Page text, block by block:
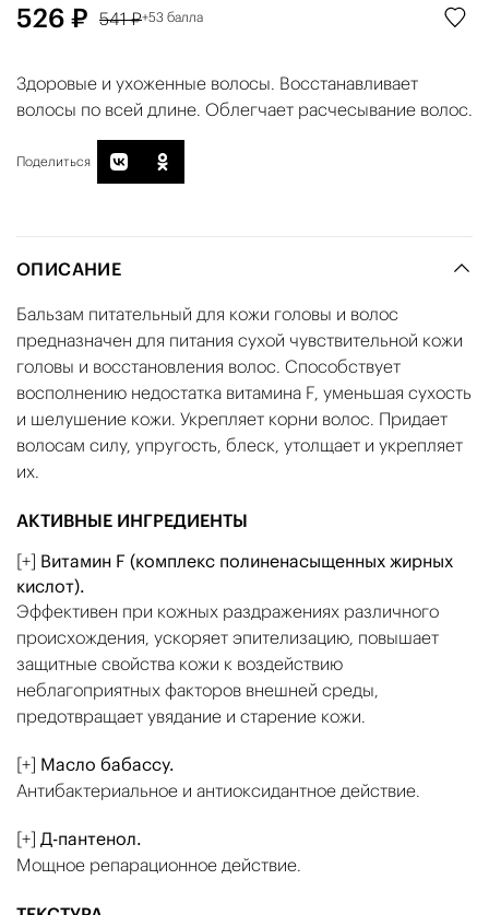
Здоровые и ухоженные волосы. Восстанавливает
волосы по всей длине. Облегчает расчесывание волос.
+53 балла
526 ₽ 541 ₽
Поделиться
ОПИСАНИЕ
Бальзам питательный для кожи головы и волос
предназначен для питания сухой чувствительной кожи
головы и восстановления волос. Способствует
восполнению недостатка витамина F, уменьшая сухость
и шелушение кожи. Укрепляет корни волос. Придает
волосам силу, упругость, блеск, утолщает и укрепляет
их.
АКТИВНЫЕ ИНГРЕДИЕНТЫ
[+] Витамин F (комплекс полиненасыщенных жирных
кислот).
Эффективен при кожных раздражениях различного
происхождения, ускоряет эпителизацию, повышает
защитные свойства кожи к воздействию
неблагоприятных факторов внешней среды,
предотвращает увядание и старение кожи.
[+] Масло бабассу.
Антибактериальное и антиоксидантное действие.
[+] Д-пантенол.
Мощное репарационное действие.